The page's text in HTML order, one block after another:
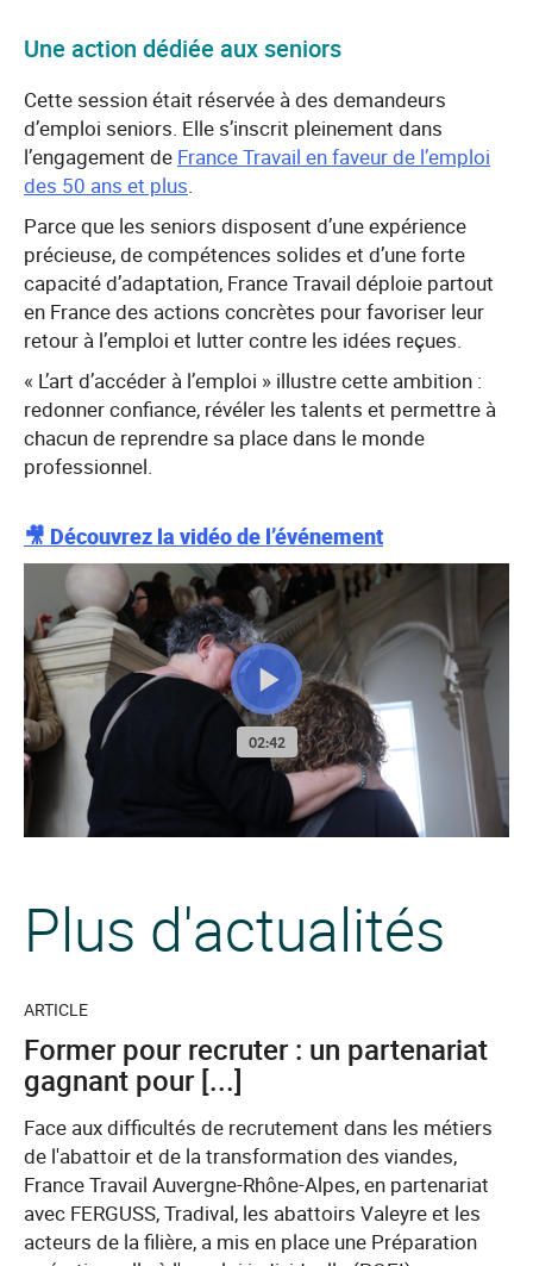
Une action dédiée aux seniors
Cette session était réservée à des demandeurs
d’emploi seniors. Elle s’inscrit pleinement dans
l’engagement de France Travail en faveur de l’emploi
des 50 ans et plus.
Parce que les seniors disposent d’une expérience
précieuse, de compétences solides et d’une forte
capacité d’adaptation, France Travail déploie partout
en France des actions concrètes pour favoriser leur
retour à l’emploi et lutter contre les idées reçues.
« L’art d’accéder à l’emploi » illustre cette ambition :
redonner confiance, révéler les talents et permettre à
chacun de reprendre sa place dans le monde
professionnel.
🎥 Découvrez la vidéo de l’événement
Plus d'actualités
ARTICLE
Former pour recruter : un partenariat
gagnant pour [...]
Face aux difficultés de recrutement dans les métiers
de l'abattoir et de la transformation des viandes,
France Travail Auvergne-Rhône-Alpes, en partenariat
avec FERGUSS, Tradival, les abattoirs Valeyre et les
acteurs de la filière, a mis en place une Préparation